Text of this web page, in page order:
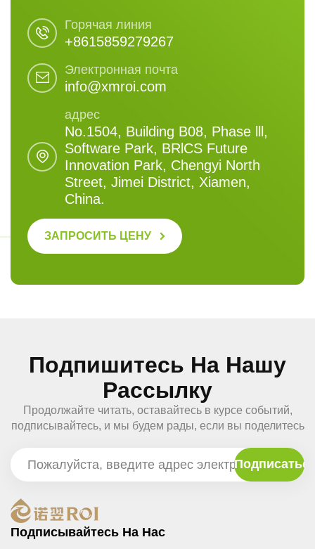
Горячая линия
+8615859279267
Электронная почта
info@xmroi.com
адрес
No.1504, Building B08, Phase lll,
Software Park, BRlCS Future
Innovation Park, Chengyi North
Street, Jimei District, Xiamen,
China.
ЗАПРОСИТЬ ЦЕНУ
Подпишитесь На Нашу
Рассылку
Продолжайте читать, оставайтесь в курсе событий,
подписывайтесь, и мы будем рады, если вы поделитесь
Подписывайтесь На Нас